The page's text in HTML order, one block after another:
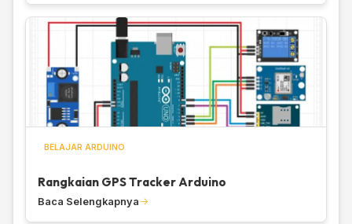
BELAJAR ARDUINO
Rangkaian GPS Tracker Arduino
Baca Selengkapnya